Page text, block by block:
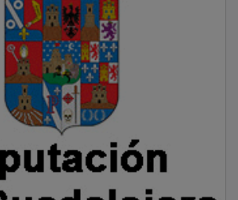
nombres destacados como el
Ray Zapata o la actual
Alba Petisco.
reconocer el trabajo del Club
único club de gimnasia artística
y reivindicó el papel
entidades deportivas de base. “La
los clubes. Sin el esfuerzo de estas
niños y niñas no podrían practicar
como este”, afirmó.